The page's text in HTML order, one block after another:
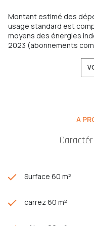
Montant estimé des
usage standard est
moyens des énergies
2023 (abonnements
A
Surface 60 m²
carrez 60 m²